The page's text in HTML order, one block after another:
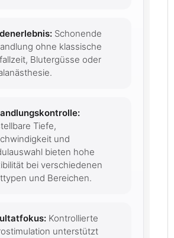
Schonende
ohne klassische
Blutergüsse oder
Tiefe,
und
bieten hohe
bei verschiedenen
und Bereichen.
Kontrollierte
unterstützt